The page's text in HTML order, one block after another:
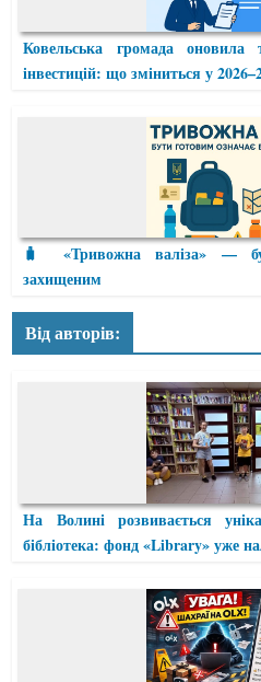
Ковельська громада оновила
інвестицій: що зміниться у
🧳 «Тривожна валіза» —
захищеним
Від авторів:
На Волині розвивається
бібліотека: фонд «Library» уже